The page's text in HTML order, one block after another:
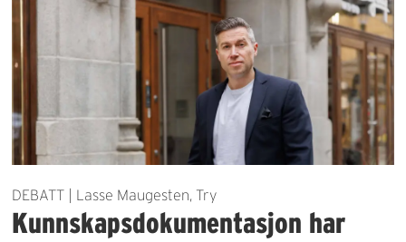
DEBATT | Lasse Maugesten, Try
Kunnskapsdokumentasjon har